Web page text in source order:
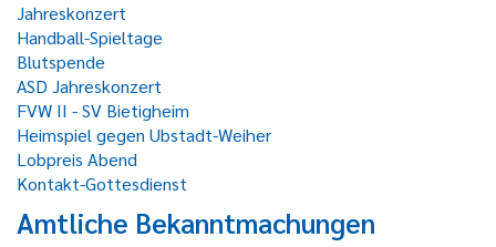
Jahreskonzert
Handball-Spieltage
Blutspende
ASD Jahreskonzert
FVW II - SV Bietigheim
Heimspiel gegen Ubstadt-Weiher
Lobpreis Abend
Kontakt-Gottesdienst
Amtliche Bekanntmachungen